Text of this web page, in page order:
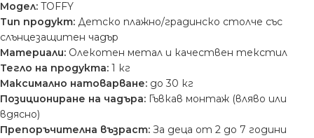
Модел: TOFFY
Тип продукт: Детско плажно/градинско столче със
слънцезащитен чадър
Материали: Олекотен метал и качествен текстил
Тегло на продукта: 1 кг
Максимално натоварване: до 30 кг
Позициониране на чадъра: Гъвкав монтаж (вляво или
вдясно)
Препоръчителна възраст: За деца от 2 до 7 години